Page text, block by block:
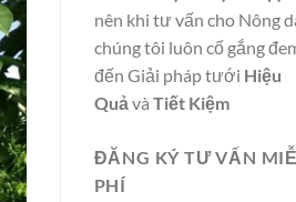
nên khi tư vấn cho Nông
chúng tôi luôn cố gắng
đến Giải pháp tưới Hiệu
Quả và Tiết Kiệm
ĐĂNG KÝ TƯ VẤN
PHÍ